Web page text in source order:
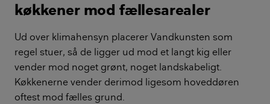
køkkener mod fællesarealer
Ud over klimahensyn placerer Vandkunsten som
regel stuer, så de ligger ud mod et langt kig eller
vender mod noget grønt, noget landskabeligt.
Køkkenerne vender derimod ligesom hoveddøren
oftest mod fælles grund.